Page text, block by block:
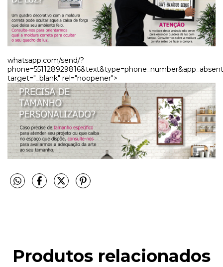
whatsapp.com/send/?
target="_blank" rel="noopener">
Produtos relacionados